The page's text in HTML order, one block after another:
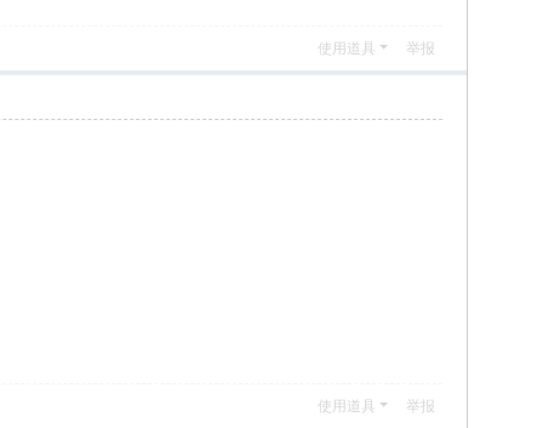
使用道具 举报
使用道具 举报